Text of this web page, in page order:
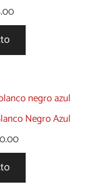
El
precio
es:
Negro Azul
El
precio
es: